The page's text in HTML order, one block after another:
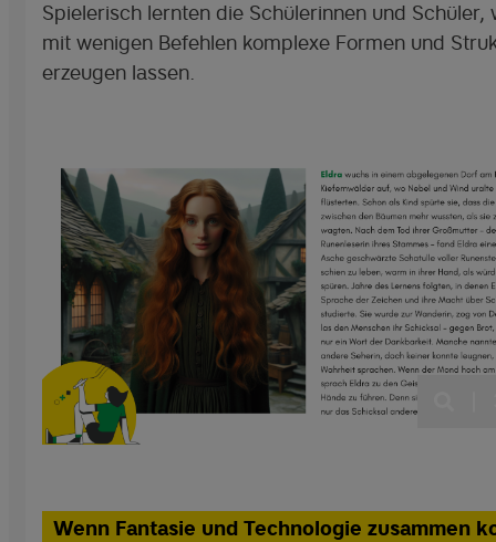
Spielerisch lernten die Schülerinnen und Schüler,
mit wenigen Befehlen komplexe Formen und
erzeugen lassen.
Wenn Fantasie und Technologie zusammen